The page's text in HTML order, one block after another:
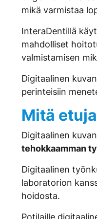
mikä varmistaa
InteraDentillä
mahdolliset
valmistamisen
Digitaalinen
perinteisiin
Mitä
Digitaalinen
tehokkaamman
Digitaalinen
laboratorion
hoidosta.
Potilaille